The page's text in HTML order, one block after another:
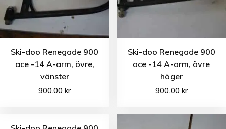
Ski-doo Renegade 900
ace -14 A-arm, övre,
vänster
900.00kr
Ski-doo Renegade 900
ace -14 A-arm, övre
höger
900.00 kr